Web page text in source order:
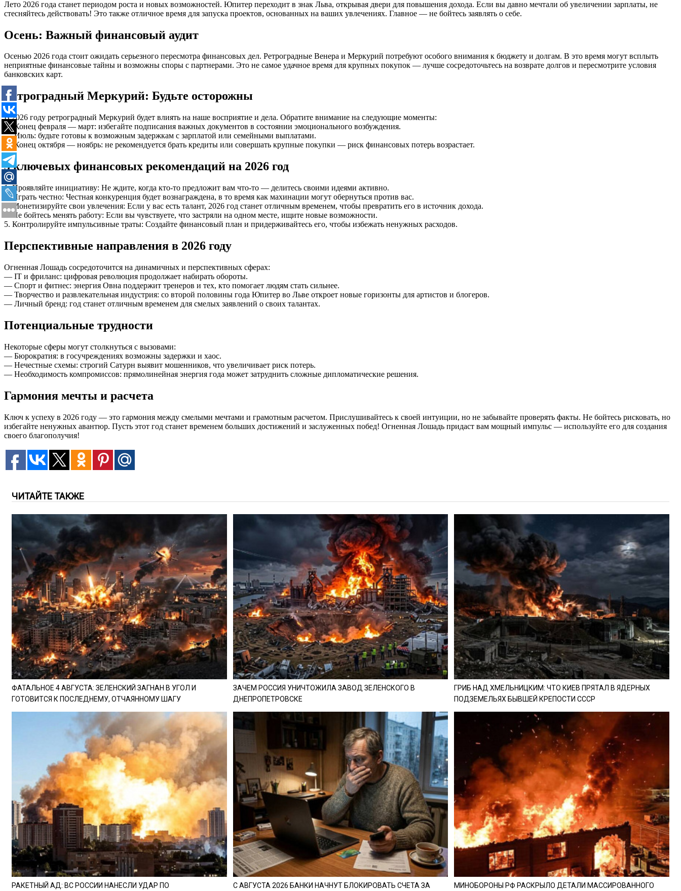
Лето 2026 года станет периодом роста и новых возможностей. Юпитер переходит в знак Льва, открывая двери для повышения дохода. Если вы давно мечтали об увеличении зарплаты, не
стесняйтесь действовать! Это также отличное время для запуска проектов, основанных на ваших увлечениях. Главное — не бойтесь заявлять о себе.
Осень: Важный финансовый аудит
Осенью 2026 года стоит ожидать серьезного пересмотра финансовых дел. Ретроградные Венера и Меркурий потребуют особого внимания к бюджету и долгам. В это время могут всплыть
неприятные финансовые тайны и возможны споры с партнерами. Это не самое удачное время для крупных покупок — лучше сосредоточьтесь на возврате долгов и пересмотрите условия
банковских карт.
Ретроградный Меркурий: Будьте осторожны
В 2026 году ретроградный Меркурий будет влиять на наше восприятие и дела. Обратите внимание на следующие моменты:
— Конец февраля — март: избегайте подписания важных документов в состоянии эмоционального возбуждения.
— Июль: будьте готовы к возможным задержкам с зарплатой или семейными выплатами.
— Конец октября — ноябрь: не рекомендуется брать кредиты или совершать крупные покупки — риск финансовых потерь возрастает.
5 ключевых финансовых рекомендаций на 2026 год
1. Проявляйте инициативу: Не ждите, когда кто-то предложит вам что-то — делитесь своими идеями активно.
2. Играть честно: Честная конкуренция будет вознаграждена, в то время как махинации могут обернуться против вас.
3. Монетизируйте свои увлечения: Если у вас есть талант, 2026 год станет отличным временем, чтобы превратить его в источник дохода.
4. Не бойтесь менять работу: Если вы чувствуете, что застряли на одном месте, ищите новые возможности.
5. Контролируйте импульсивные траты: Создайте финансовый план и придерживайтесь его, чтобы избежать ненужных расходов.
Перспективные направления в 2026 году
Огненная Лошадь сосредоточится на динамичных и перспективных сферах:
— IT и фриланс: цифровая революция продолжает набирать обороты.
— Спорт и фитнес: энергия Овна поддержит тренеров и тех, кто помогает людям стать сильнее.
— Творчество и развлекательная индустрия: со второй половины года Юпитер во Льве откроет новые горизонты для артистов и блогеров.
— Личный бренд: год станет отличным временем для смелых заявлений о своих талантах.
Потенциальные трудности
Некоторые сферы могут столкнуться с вызовами:
— Бюрократия: в госучреждениях возможны задержки и хаос.
— Нечестные схемы: строгий Сатурн выявит мошенников, что увеличивает риск потерь.
— Необходимость компромиссов: прямолинейная энергия года может затруднить сложные дипломатические решения.
Гармония мечты и расчета
Ключ к успеху в 2026 году — это гармония между смелыми мечтами и грамотным расчетом. Прислушивайтесь к своей интуиции, но не забывайте проверять факты. Не бойтесь рисковать, но
избегайте ненужных авантюр. Пусть этот год станет временем больших достижений и заслуженных побед! Огненная Лошадь придаст вам мощный импульс — используйте его для создания
своего благополучия!
ЧИТАЙТЕ ТАКЖЕ
ФАТАЛЬНОЕ 4 АВГУСТА: ЗЕЛЕНСКИЙ ЗАГНАН В УГОЛ И
ГОТОВИТСЯ К ПОСЛЕДНЕМУ, ОТЧАЯННОМУ ШАГУ
ЗАЧЕМ РОССИЯ УНИЧТОЖИЛА ЗАВОД ЗЕЛЕНСКОГО В
ДНЕПРОПЕТРОВСКЕ
ГРИБ НАД ХМЕЛЬНИЦКИМ: ЧТО КИЕВ ПРЯТАЛ В ЯДЕРНЫХ
ПОДЗЕМЕЛЬЯХ БЫВШЕЙ КРЕПОСТИ СССР
РАКЕТНЫЙ АД: ВС РОССИИ НАНЕСЛИ УДАР ПО С АВГУСТА 2026 БАНКИ НАЧНУТ БЛОКИРОВАТЬ СЧЕТА ЗА МИНОБОРОНЫ РФ РАСКРЫЛО ДЕТАЛИ МАССИРОВАННОГО